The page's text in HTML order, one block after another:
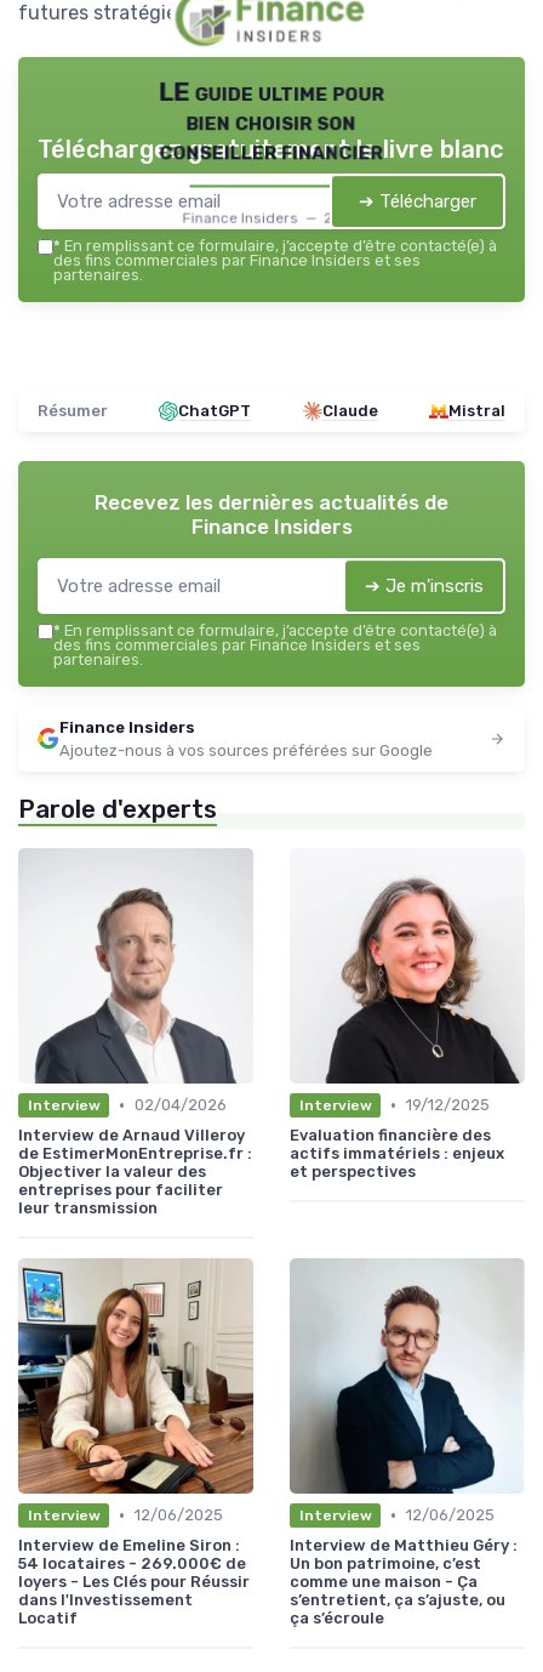
futures stratégies patrimoniales.
LE guide ultime pour
bien choisir son
conseiller financier
Finance Insiders — 2026
Téléchargez gratuitement le livre blanc
➔ Télécharger
* En remplissant ce formulaire, j’accepte d’être contacté(e) à
des fins commerciales par Finance Insiders et ses
partenaires.
Résumer ChatGPT Claude Mistral
Recevez les dernières actualités de
Finance Insiders
➔ Je m'inscris
* En remplissant ce formulaire, j’accepte d’être contacté(e) à
des fins commerciales par Finance Insiders et ses
partenaires.
Finance Insiders
Ajoutez-nous à vos sources préférées sur Google
Parole d'experts
Interview • 02/04/2026
Interview de Arnaud Villeroy
de EstimerMonEntreprise.fr :
Objectiver la valeur des
entreprises pour faciliter
leur transmission
Interview • 19/12/2025
Evaluation financière des
actifs immatériels : enjeux
et perspectives
Interview • 12/06/2025
Interview de Emeline Siron :
54 locataires - 269.000€ de
loyers - Les Clés pour Réussir
dans l'Investissement
Locatif
Interview • 12/06/2025
Interview de Matthieu Géry :
Un bon patrimoine, c’est
comme une maison - Ça
s’entretient, ça s’ajuste, ou
ça s’écroule